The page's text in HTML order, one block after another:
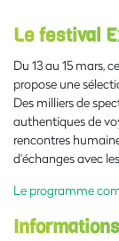
Le festival
Du 13 au 15 mars,
propose une
Des milliers de
authentiques de
rencontres
d'échanges avec
Le programme